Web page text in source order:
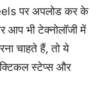
पर अपलोड कर के
आप भी टेक्नोलॉजी में
चाहते हैं, तो ये
स्टेप्स और